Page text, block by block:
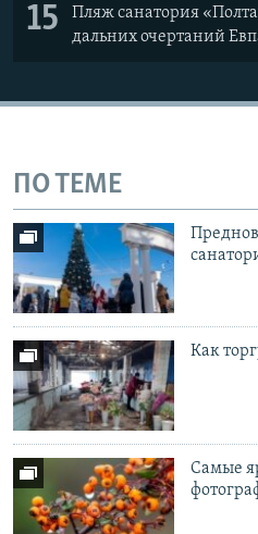
15
Пляж санатория
дальних очертаний
ПО ТЕМЕ
Как
Самые